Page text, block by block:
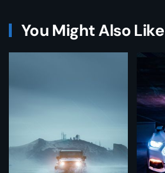
You Might Also Like